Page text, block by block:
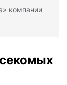
компании